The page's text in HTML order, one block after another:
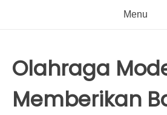
Menu
Olahraga
Memberikan